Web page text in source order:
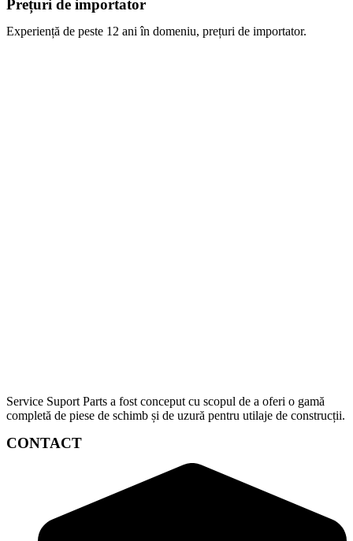
Prețuri de importator
Experiență de peste 12 ani în domeniu, prețuri de importator.
Service Suport Parts a fost conceput cu scopul de a oferi o gamă
completă de piese de schimb și de uzură pentru utilaje de construcții.
CONTACT